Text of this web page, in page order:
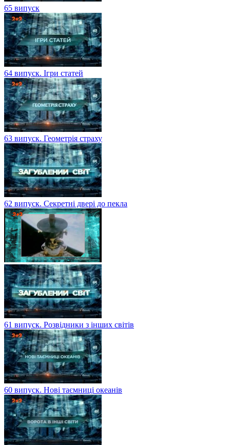
65 випуск
64 випуск. Ігри статей
63 випуск. Геометрія страху
62 випуск. Секретні двері до пекла
61 випуск. Розвідники з інших світів
60 випуск. Нові таємниці океанів